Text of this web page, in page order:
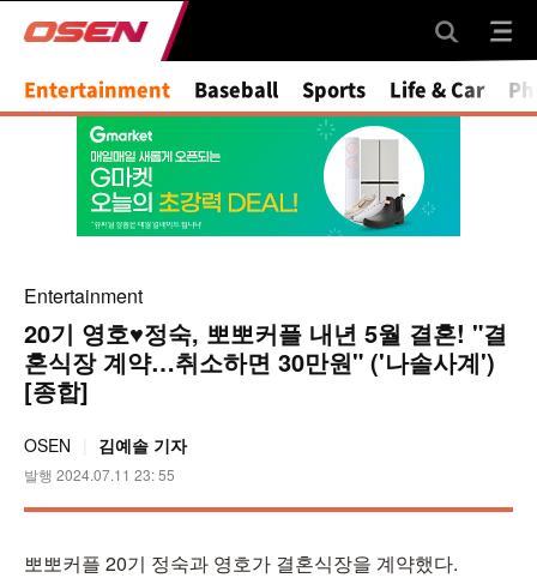
Mute
Entertainment Baseball Sports Life & Car
Entertainment
20기 영호♥정숙, 뽀뽀커플 내년 5월 결혼! "결
혼식장 계약…취소하면 30만원" ('나솔사계')
[종합]
OSEN 김예솔 기자
발행 2024.07.11 23: 55
뽀뽀커플 20기 정숙과 영호가 결혼식장을 계약했다.